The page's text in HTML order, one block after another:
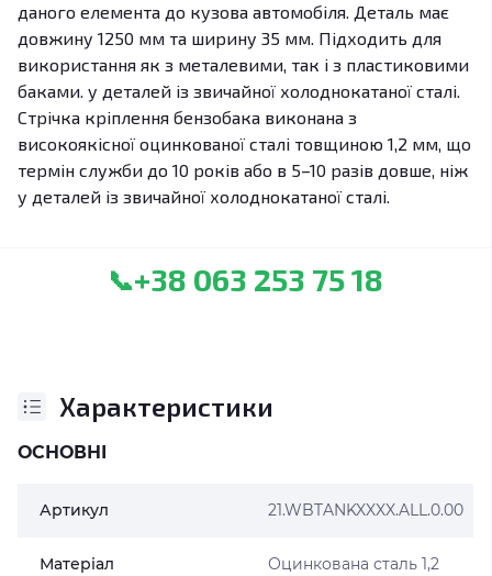
даного елемента до кузова автомобіля. Деталь має
довжину 1250 мм та ширину 35 мм. Підходить для
використання як з металевими, так і з пластиковими
баками. у деталей із звичайної холоднокатаної сталі.
Стрічка кріплення бензобака виконана з
високоякісної оцинкованої сталі товщиною 1,2 мм, що
термін служби до 10 років або в 5–10 разів довше, ніж
у деталей із звичайної холоднокатаної сталі.
📞+38 063 253 75 18
Характеристики
ОСНОВНІ
Артикул 21.WBTANKXXXX.ALL.0.00
Матеріал
Оцинкована сталь 1,2